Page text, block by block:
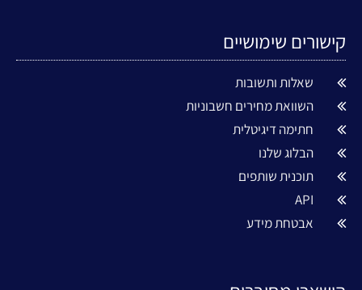
קישורים שימושיים
שאלות ותשובות
השוואת מחירים חשבוניות
חתימה דיגיטלית
הבלוג שלנו
תוכנית שותפים
API
אבטחת מידע